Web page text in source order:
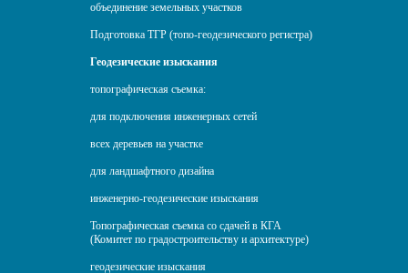
объединение земельных участков
Подготовка ТГР (топо-геодезического регистра)
Геодезические изыскания
топографическая съемка:
для подключения инженерных сетей
всех деревьев на участке
для ландшафтного дизайна
инженерно-геодезические изыскания
Топографическая съемка со сдачей в КГА
(Комитет по градостроительству и архитектуре)
геодезические изыскания